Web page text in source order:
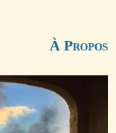
À Propos